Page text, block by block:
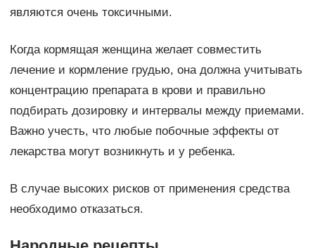
являются очень токсичными.
Когда кормящая женщина желает совместить
лечение и кормление грудью, она должна учитывать
концентрацию препарата в крови и правильно
подбирать дозировку и интервалы между приемами.
Важно учесть, что любые побочные эффекты от
лекарства могут возникнуть и у ребенка.
В случае высоких рисков от применения средства
необходимо отказаться.